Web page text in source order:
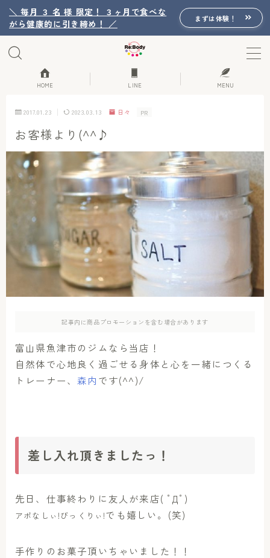
＼ 毎月 ３ 名 様 限定！ ３ヶ月で食べな
がら健康的に引き締め！ ／
まずは体験！
MENU
Re:Bodyの想い
Re:Bodyのセッション
初回体験詳細
Re:Bodyのメニュー
記事カテゴリー一覧
プロフィール
アクセス
お問い合わせ
HOME LINE MENU
2017.01.23 2023.03.13 日々 PR
お客様より(^^♪
記事内に商品プロモーションを含む場合があります
富山県魚津市のジムなら当店！
自然体で心地良く過ごせる身体と心を一緒につくる
トレーナー、 森内 です(^^)/
差し入れ頂きましたっ！
先日、仕事終わりに友人が来店( ﾟДﾟ)
アポなしぃ!びっくりぃ!でも嬉しい。(笑)
手作りのお菓子頂いちゃいました！！